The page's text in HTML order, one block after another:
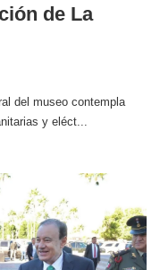
de La
del museo contempla
y eléct...